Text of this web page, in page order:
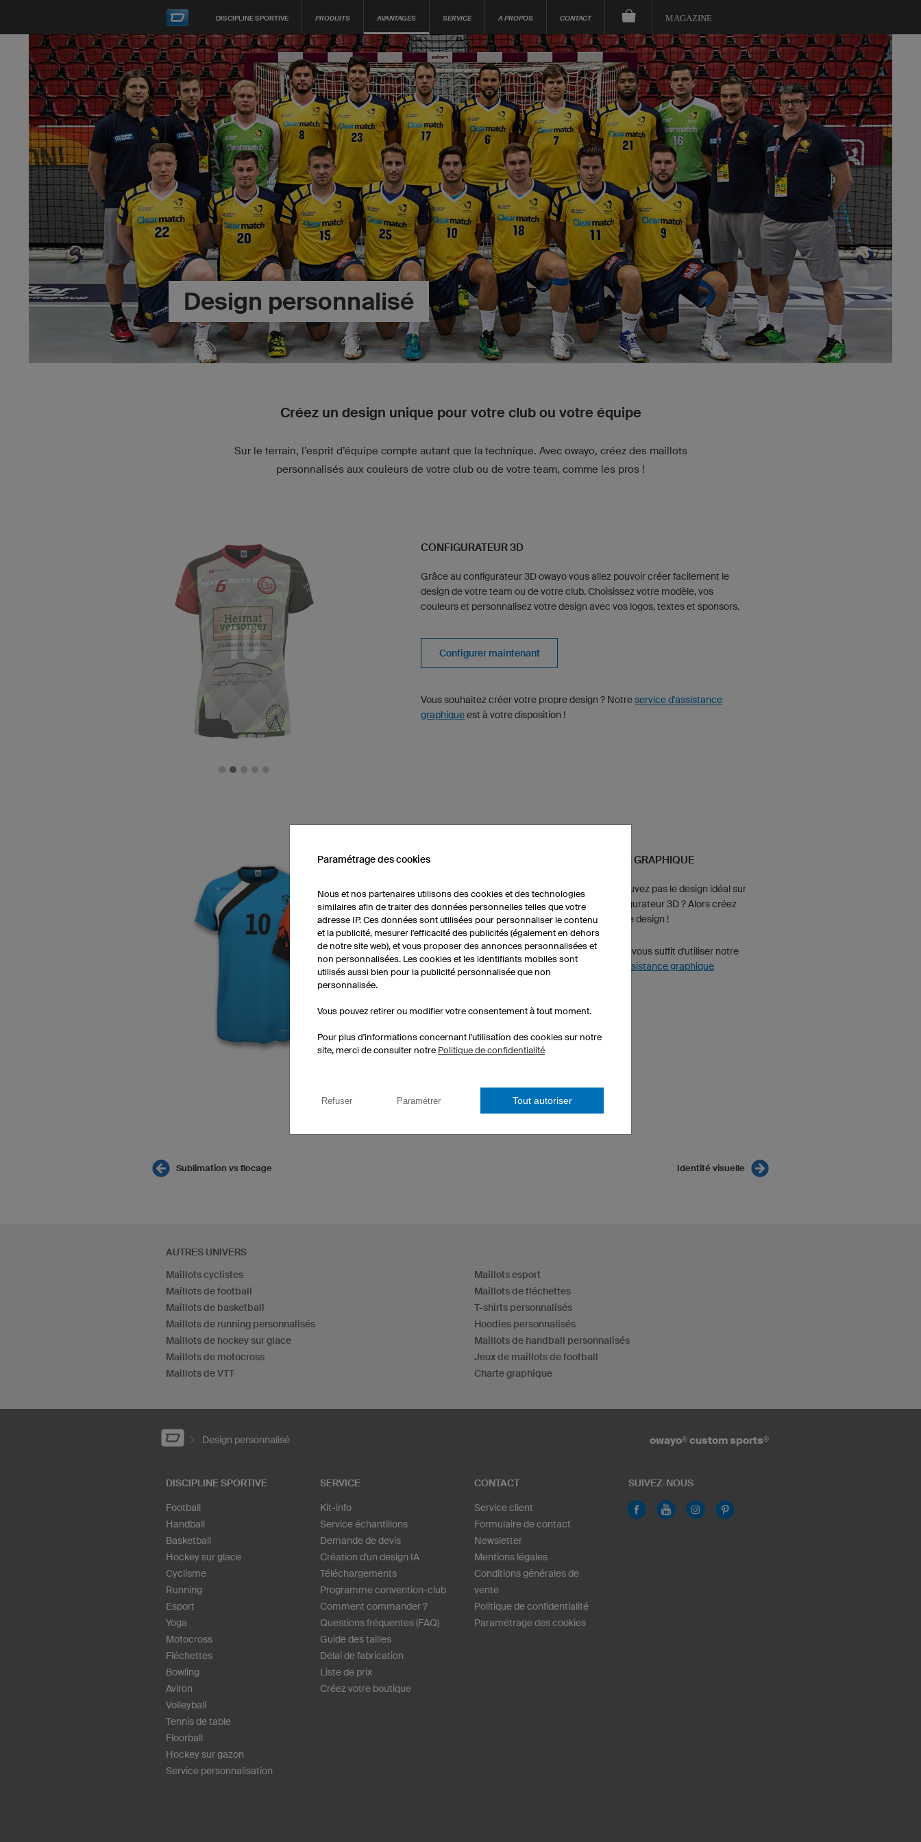
DISCIPLINE SPORTIVE PRODUITS AVANTAGES SERVICE A PROPOS CONTACT MAGAZINE
Design personnalisé
Créez un design unique pour votre club ou votre équipe
Sur le terrain, l’esprit d’équipe compte autant que la technique. Avec owayo, créez des maillots
personnalisés aux couleurs de votre club ou de votre team, comme les pros !
CONFIGURATEUR 3D
Grâce au configurateur 3D owayo vous allez pouvoir créer facilement le
design de votre team ou de votre club. Choisissez votre modèle, vos
couleurs et personnalisez votre design avec vos logos, textes et sponsors.
Configurer maintenant
Vous souhaitez créer votre propre design ? Notreservice d'assistance
graphiqueest à votre disposition !
CRÉATION GRAPHIQUE
Vous ne trouvez pas le design idéal sur
notre configurateur 3D ? Alors créez
votre propre design !
Pour cela, il vous suffit d'utiliser notre
service d'assistance graphique
Sublimation vs flocage Identité visuelle
AUTRES UNIVERS
Maillots cyclistes
Maillots de football
Maillots de basketball
Maillots de running personnalisés
Maillots de hockey sur glace
Maillots de motocross
Maillots de VTT
Maillots esport
Maillots de fléchettes
T-shirts personnalisés
Hoodies personnalisés
Maillots de handball personnalisés
Jeux de maillots de football
Charte graphique
Design personnalisé owayo® custom sports®
DISCIPLINE SPORTIVE
Football
Handball
Basketball
Hockey sur glace
Cyclisme
Running
Esport
Yoga
Motocross
Fléchettes
Bowling
Aviron
Volleyball
Tennis de table
Floorball
Hockey sur gazon
Service personnalisation
SERVICE
Kit-info
Service échantillons
Demande de devis
Création d'un design IA
Téléchargements
Programme convention-club
Comment commander ?
Questions fréquentes (FAQ)
Guide des tailles
Délai de fabrication
Liste de prix
Créez votre boutique
CONTACT
Service client
Formulaire de contact
Newsletter
Mentions légales
Conditions générales de
vente
Politique de confidentialité
Paramétrage des cookies
SUIVEZ-NOUS
Paramétrage des cookies
Nous et nos partenaires utilisons des cookies et des technologies
similaires afin de traiter des données personnelles telles que votre
adresse IP. Ces données sont utilisées pour personnaliser le contenu
et la publicité, mesurer l'efficacité des publicités (également en dehors
de notre site web), et vous proposer des annonces personnalisées et
non personnalisées. Les cookies et les identifiants mobiles sont
utilisés aussi bien pour la publicité personnalisée que non
personnalisée.
Vous pouvez retirer ou modifier votre consentement à tout moment.
Pour plus d'informations concernant l'utilisation des cookies sur notre
site, merci de consulter notre Politique de confidentialité
Refuser Paramétrer Tout autoriser